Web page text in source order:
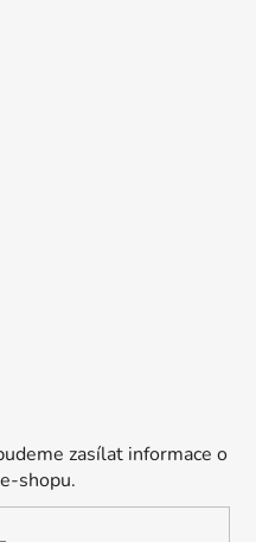
zasílat informace o
shopu.